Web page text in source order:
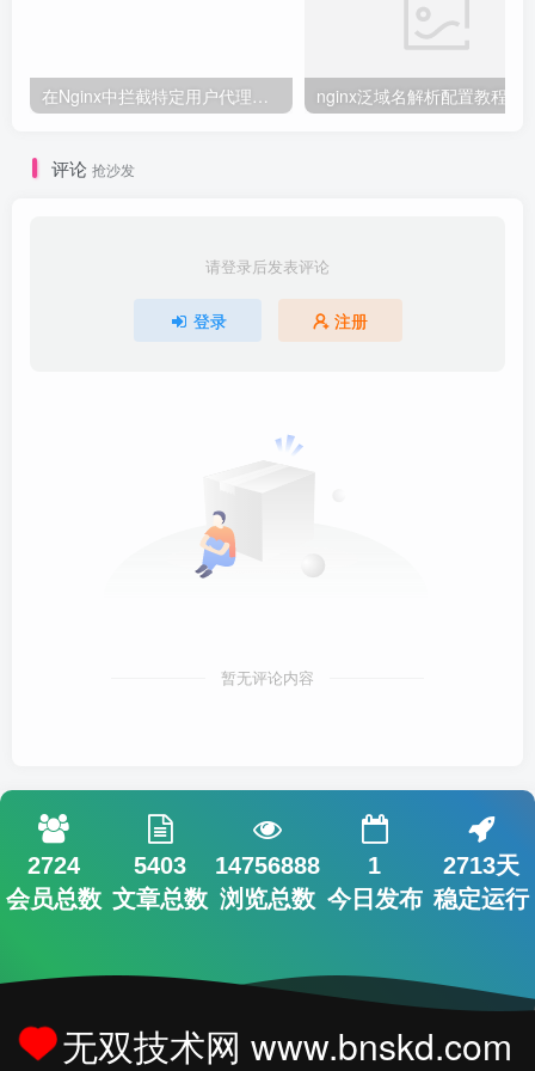
在Nginx中拦截特定用户代理的教程 nginx泛域名解析配置教程
评论 抢沙发
请登录后发表评论
登录 注册
暂无评论内容
2724
会员总数
5403
文章总数
14756888
浏览总数
1
今日发布
2713天
稳定运行
无双技术网 www.bnskd.com